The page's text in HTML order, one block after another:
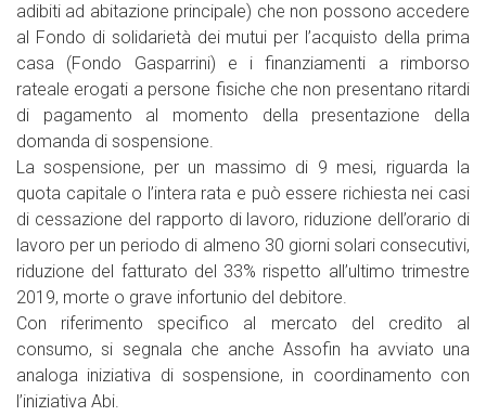
adibiti ad abitazione principale) che non possono accedere
al Fondo di solidarietà dei mutui per l’acquisto della prima
casa (Fondo Gasparrini) e i finanziamenti a rimborso
rateale erogati a persone fisiche che non presentano ritardi
di pagamento al momento della presentazione della
domanda di sospensione.
La sospensione, per un massimo di 9 mesi, riguarda la
quota capitale o l’intera rata e può essere richiesta nei casi
di cessazione del rapporto di lavoro, riduzione dell’orario di
lavoro per un periodo di almeno 30 giorni solari consecutivi,
riduzione del fatturato del 33% rispetto all’ultimo trimestre
2019, morte o grave infortunio del debitore.
Con riferimento specifico al mercato del credito al
consumo, si segnala che anche Assofin ha avviato una
analoga iniziativa di sospensione, in coordinamento con
l’iniziativa Abi.